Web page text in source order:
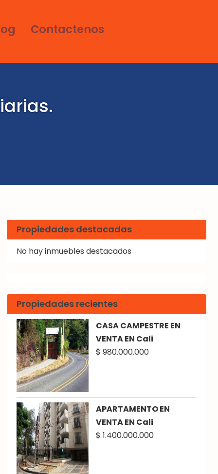
Contactenos
Propiedades destacadas
No hay inmuebles destacados
Propiedades recientes
CASA CAMPESTRE EN
VENTA EN Cali
$ 980.000.000
APARTAMENTO EN
VENTA EN Cali
$ 1.400.000.000